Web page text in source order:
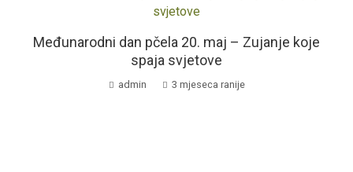
Međunarodni dan pčela 20. maj – Zujanje koje
spaja svjetove
admin 3 mjeseca ranije